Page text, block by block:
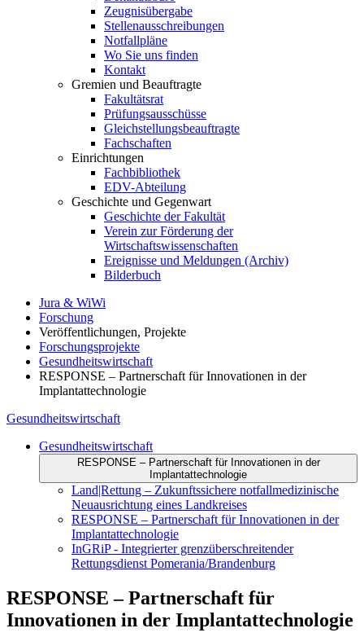
Zeugnisübergabe
Stellenausschreibungen
Notfallpläne
Wo Sie uns finden
Kontakt
Gremien und Beauftragte
Fakultätsrat
Prüfungsausschüsse
Gleichstellungsbeauftragte
Fachschaften
Einrichtungen
Fachbibliothek
EDV-Abteilung
Geschichte und Gegenwart
Geschichte der Fakultät
Verein zur Förderung der
Wirtschaftswissenschaften
Ereignisse und Meldungen (Archiv)
Bilderbuch
Jura & WiWi
Forschung
Veröffentlichungen, Projekte
Forschungsprojekte
Gesundheitswirtschaft
RESPONSE – Partnerschaft für Innovationen in der
Implantattechnologie
Gesundheitswirtschaft
Gesundheitswirtschaft
RESPONSE – Partnerschaft für Innovationen in der
Implantattechnologie
Land|Rettung – Zukunftssichere notfallmedizinische
Neuausrichtung eines Landkreises
RESPONSE – Partnerschaft für Innovationen in der
Implantattechnologie
InGRiP - Integrierter grenzüberschreitender
Rettungsdienst Pomerania/Brandenburg
RESPONSE – Partnerschaft für
Innovationen in der Implantattechnologie